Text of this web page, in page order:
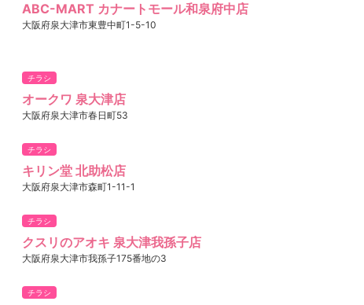
ABC-MART カナートモール和泉府中店
大阪府泉大津市東豊中町1-5-10
チラシ
オークワ 泉大津店
大阪府泉大津市春日町53
チラシ
キリン堂 北助松店
大阪府泉大津市森町1-11-1
チラシ
クスリのアオキ 泉大津我孫子店
大阪府泉大津市我孫子175番地の3
チラシ